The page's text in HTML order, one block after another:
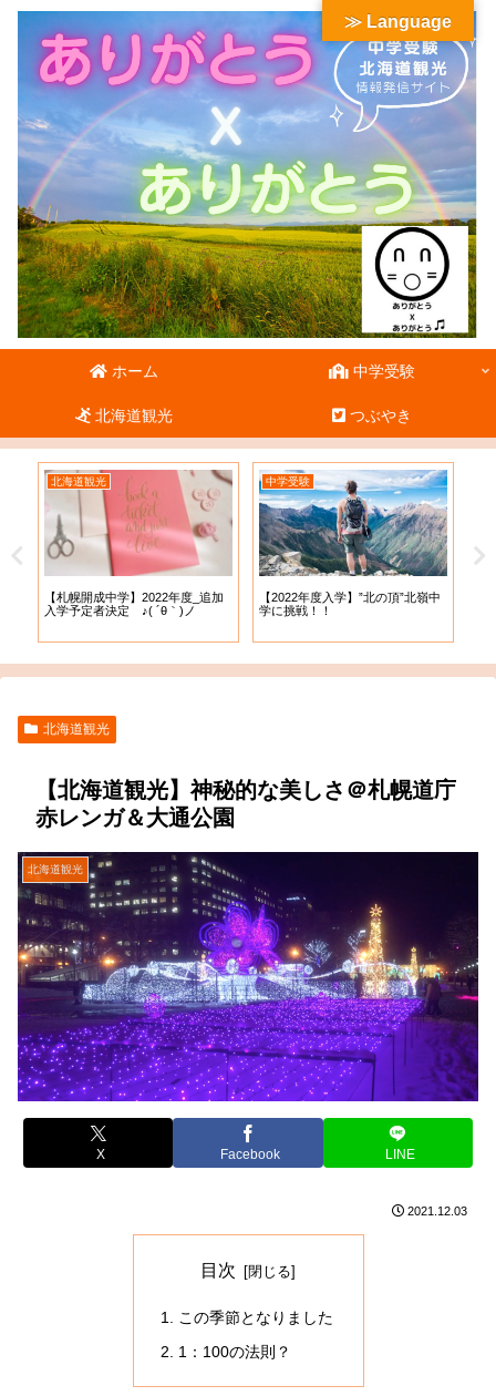
ホーム 中学受験
北海道観光 つぶやき
北海道観光
【札幌開成中学】2022年度_追加
入学予定者決定 ♪( ´θ｀)ノ
中学受験
【2022年度入学】”北の頂”北嶺中
学に挑戦！！
北海道観光
【北海道観光】神秘的な美しさ＠札幌道庁
赤レンガ＆大通公園
北海道観光
X Facebook LINE
2021.12.03
目次
この季節となりました
1：100の法則？
≫ Language